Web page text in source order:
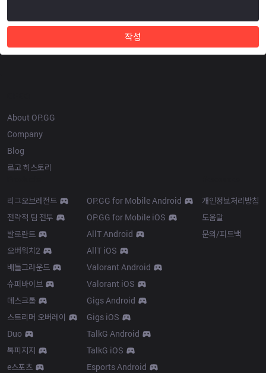
작성
About OP.GG
Company
Blog
로고 히스토리
리그오브레전드
전략적 팀 전투
발로란트
오버워치2
배틀그라운드
슈퍼바이브
데스크톱
스트리머 오버레이
Duo
톡피지지
e스포츠
OP.GG for Mobile Android
OP.GG for Mobile iOS
AllT Android
AllT iOS
Valorant Android
Valorant iOS
Gigs Android
Gigs iOS
TalkG Android
TalkG iOS
Esports Android
개인정보처리방침
도움말
문의/피드백